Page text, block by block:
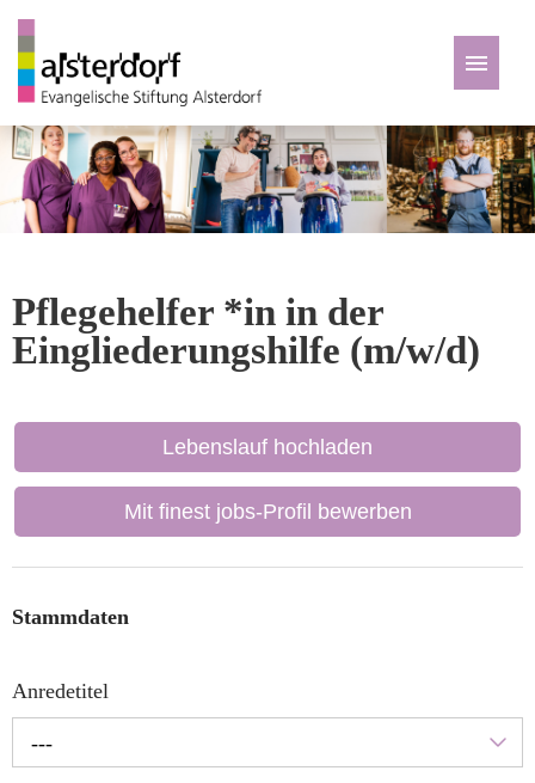
Deutsch
Zu den Jobs
Pflegehelfer *in in der
Eingliederungshilfe (m/w/d)
Lebenslauf hochladen
Mit finest jobs-Profil bewerben
Stammdaten
Anredetitel
---